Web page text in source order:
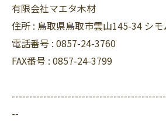
有限会社マエタ木材
住所 : 鳥取県鳥取市雲山145-34 シ
電話番号 : 0857-24-3760
FAX番号 : 0857-24-3799
--